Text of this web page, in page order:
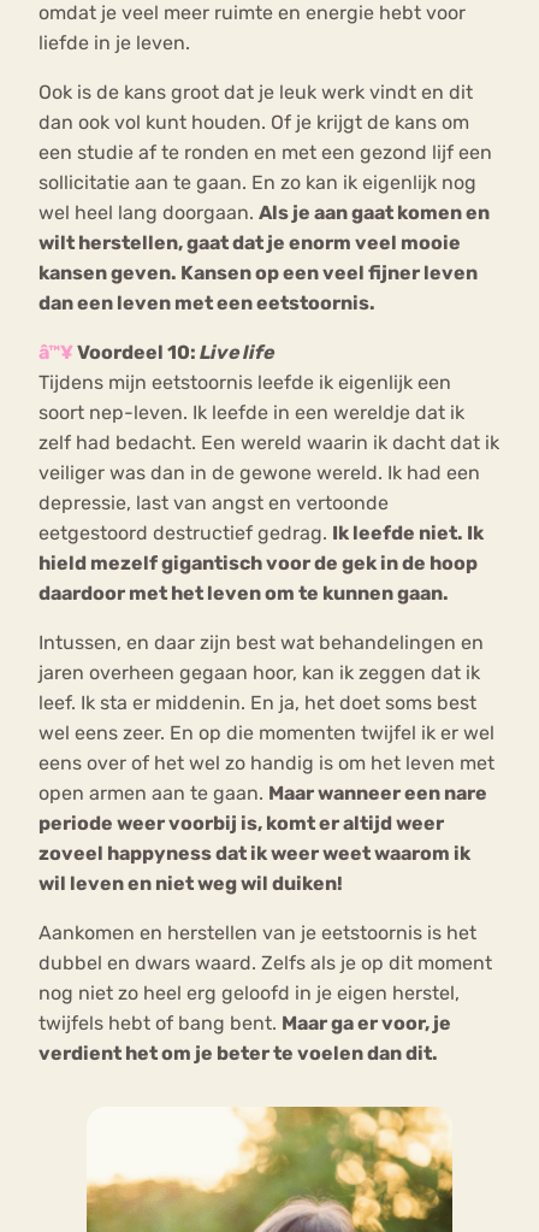
omdat je veel meer ruimte en energie hebt voor
liefde in je leven.
Ook is de kans groot dat je leuk werk vindt en dit
dan ook vol kunt houden. Of je krijgt de kans om
een studie af te ronden en met een gezond lijf een
sollicitatie aan te gaan. En zo kan ik eigenlijk nog
wel heel lang doorgaan. Als je aan gaat komen en
wilt herstellen, gaat dat je enorm veel mooie
kansen geven. Kansen op een veel fijner leven
dan een leven met een eetstoornis.
â™¥Voordeel 10: Live life
Tijdens mijn eetstoornis leefde ik eigenlijk een
soort nep-leven. Ik leefde in een wereldje dat ik
zelf had bedacht. Een wereld waarin ik dacht dat ik
veiliger was dan in de gewone wereld. Ik had een
depressie, last van angst en vertoonde
eetgestoord destructief gedrag. Ik leefde niet. Ik
hield mezelf gigantisch voor de gek in de hoop
daardoor met het leven om te kunnen gaan.
Intussen, en daar zijn best wat behandelingen en
jaren overheen gegaan hoor, kan ik zeggen dat ik
leef. Ik sta er middenin. En ja, het doet soms best
wel eens zeer. En op die momenten twijfel ik er wel
eens over of het wel zo handig is om het leven met
open armen aan te gaan. Maar wanneer een nare
periode weer voorbij is, komt er altijd weer
zoveel happyness dat ik weer weet waarom ik
wil leven en niet weg wil duiken!
Aankomen en herstellen van je eetstoornis is het
dubbel en dwars waard. Zelfs als je op dit moment
nog niet zo heel erg geloofd in je eigen herstel,
twijfels hebt of bang bent. Maar ga er voor, je
verdient het om je beter te voelen dan dit.